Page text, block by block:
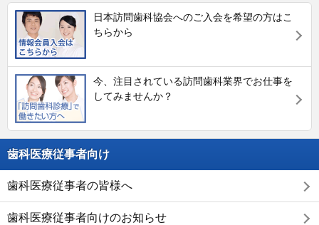
日本訪問歯科協会へのご入会を希望の方はこ
ちらから
今、注目されている訪問歯科業界でお仕事を
してみませんか？
歯科医療従事者向け
歯科医療従事者の皆様へ
歯科医療従事者向けのお知らせ